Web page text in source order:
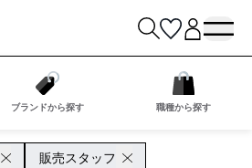
ブランドから探す 職種から探す
販売スタッフ